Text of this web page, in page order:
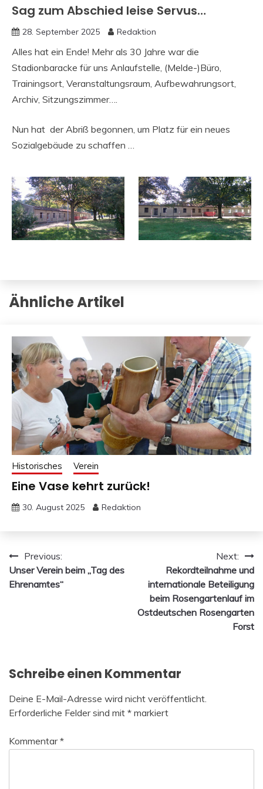
Sag zum Abschied leise Servus…
28. September 2025 Redaktion
Alles hat ein Ende! Mehr als 30 Jahre war die
Stadionbaracke für uns Anlaufstelle, (Melde-)Büro,
Trainingsort, Veranstaltungsraum, Aufbewahrungsort,
Archiv, Sitzungszimmer….
Nun hat der Abriß begonnen, um Platz für ein neues
Sozialgebäude zu schaffen …
Ähnliche Artikel
Historisches Verein
Eine Vase kehrt zurück!
30. August 2025 Redaktion
Beitragsnavigation
Previous:
Unser Verein beim „Tag des
Ehrenamtes“
Next:
Rekordteilnahme und
internationale Beteiligung
beim Rosengartenlauf im
Ostdeutschen Rosengarten
Forst
Schreibe einen Kommentar
Deine E-Mail-Adresse wird nicht veröffentlicht.
Erforderliche Felder sind mit * markiert
Kommentar*